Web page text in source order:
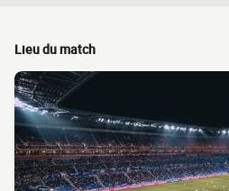
Lieu du match